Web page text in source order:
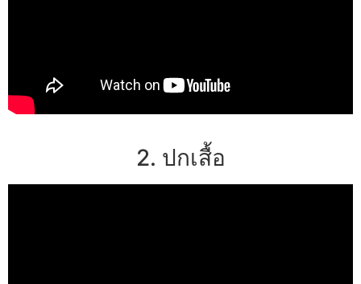
2. ปกเสื้อ